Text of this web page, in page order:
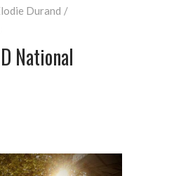
Durand
National